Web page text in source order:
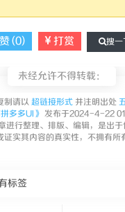
赞 (0) 打赏 搜一
未经允许不得转载：
制请以 超链接形式 并注明出处
多多UI》 发布于2024-4-22
进行整理、排版、编辑，是出
证实其内容的真实性，不拥有所
标签